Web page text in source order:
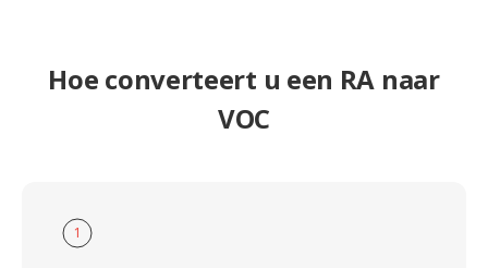
Hoe converteert u een RA naar
VOC
1